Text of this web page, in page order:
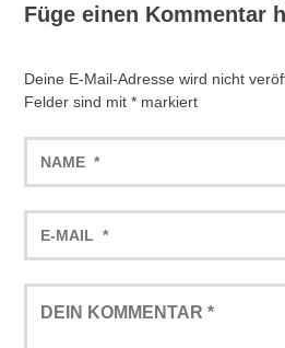
Füge einen Kommentar
Deine E-Mail-Adresse wird nicht
Felder sind mit* markiert